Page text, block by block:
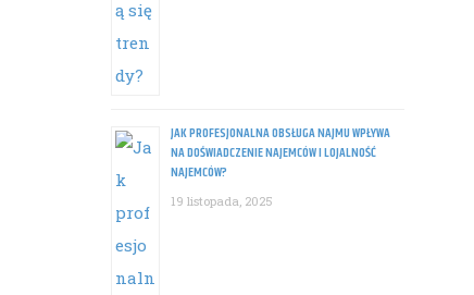
JAK PROFESJONALNA OBSŁUGA NAJMU WPŁYWA
NA DOŚWIADCZENIE NAJEMCÓW I LOJALNOŚĆ
NAJEMCÓW?
19 listopada, 2025